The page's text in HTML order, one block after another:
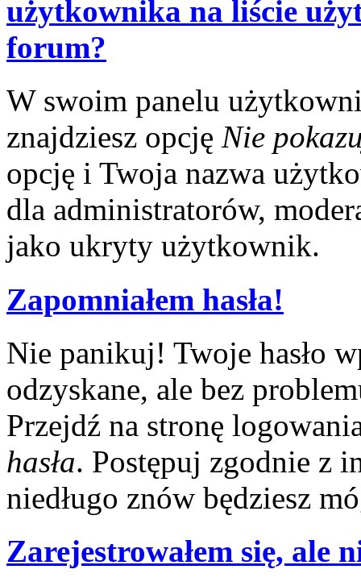
użytkownika na liście
forum?
W swoim panelu
znajdziesz opcję Nie
opcję i Twoja nazwa
dla administratorów,
jako ukryty użytkownik.
Zapomniałem hasła!
Nie panikuj! Twoje hasło
odzyskane, ale bez
Przejdź na stronę
hasła. Postępuj zgodnie z
niedługo znów będziesz
Zarejestrowałem się, ale